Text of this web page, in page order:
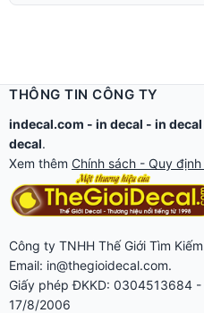
THÔNG TIN CÔNG TY
indecal.com - in decal - in
decal.
Xem thêm Chính sách - Quy
Công ty TNHH Thế Giới Tìm
Email: in@thegioidecal.com.
Giấy phép ĐKKD: 0304513684
17/8/2006